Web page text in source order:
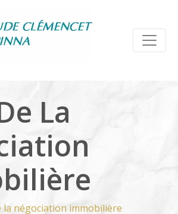
La
la négociation immobilière